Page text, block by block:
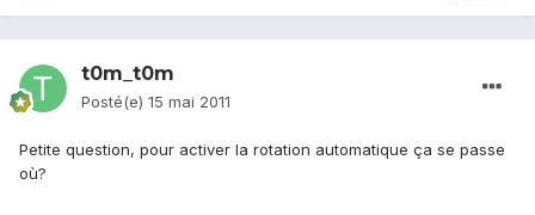
t0m_t0m
Posté(e) 15 mai 2011
Petite question, pour activer la rotation automatique ça se passe
où?